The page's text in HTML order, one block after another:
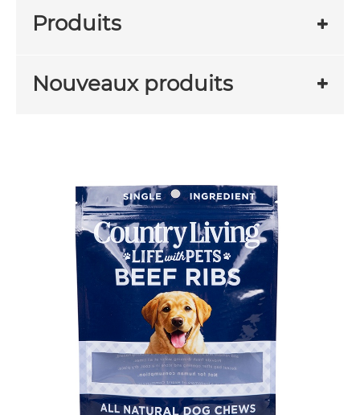
Produits
Nouveaux produits